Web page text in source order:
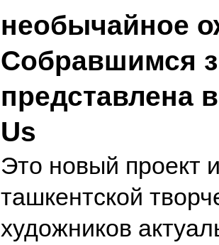
необычайное
Собравшимся
представлена
Us
Это новый проект
ташкентской
художников